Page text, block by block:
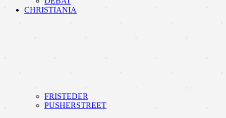
CHRISTIANIA
FRISTEDER
PUSHERSTREET